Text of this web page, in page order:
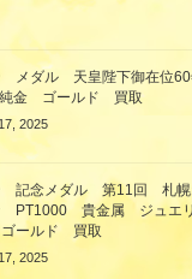
メダル 天皇陛下御在位
金 ゴールド 買取
2025
記念メダル 第11回 札幌
PT1000 貴金属 ジュエ
ゴールド 買取
2025